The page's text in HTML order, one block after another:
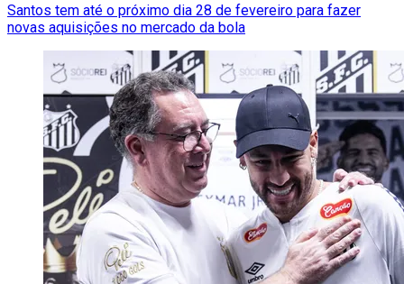
Santos tem até o próximo dia 28 de fevereiro para fazer
novas aquisições no mercado da bola